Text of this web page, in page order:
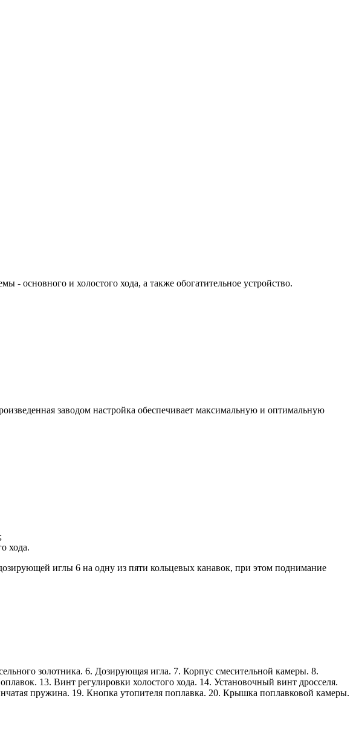
основного и холостого хода, а также обогатительное устройство.
заводом настройка обеспечивает максимальную и оптимальную
хода.
иглы 6 на одну из пяти кольцевых канавок, при этом поднимание
золотника. 6. Дозирующая игла. 7. Корпус смесительной камеры. 8.
13. Винт регулировки холостого хода. 14. Установочный винт дросселя.
пружина. 19. Кнопка утопителя поплавка. 20. Крышка поплавковой камеры.